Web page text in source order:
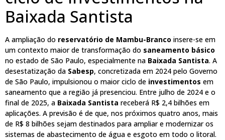
Baixada Santista
A ampliação do reservatório de Mambu-Branco insere-se em
um contexto maior de transformação do saneamento básico
no estado de São Paulo, especialmente na Baixada Santista. A
desestatização da Sabesp, concretizada em 2024 pelo Governo
de São Paulo, impulsionou o maior ciclo de investimentos em
saneamento que a região já presenciou. Entre julho de 2024 e o
final de 2025, a Baixada Santista receberá R$ 2,4 bilhões em
aplicações. A previsão é de que, nos próximos quatro anos, mais
de R$ 8 bilhões sejam destinados para ampliar e modernizar os
sistemas de abastecimento de água e esgoto em todo o litoral.